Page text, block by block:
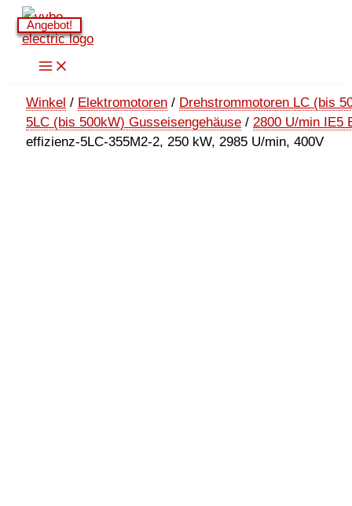
Zum
Inhalt
springen
Winkel / Elektromotoren / Drehstrommotoren LC (bis
5LC (bis 500kW) Gusseisengehäuse / 2800 U/min IE5
effizienz-5LC-355M2-2, 250 kW, 2985 U/min, 400V
Angebot!
Angebot!
Angebot!
Angebot!